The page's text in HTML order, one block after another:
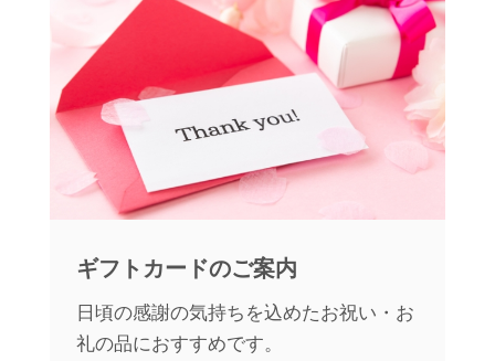
ギフトカードのご案内
日頃の感謝の気持ちを込めたお祝い・お
礼の品におすすめです。